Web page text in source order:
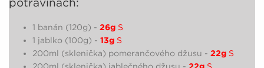
1 banán (120g) - 26g S
1 jablko (100g) - 13g S
200ml (sklenička) pomerančového džusu - 22g S
200ml (sklenička) jablečného džusu - 22g S